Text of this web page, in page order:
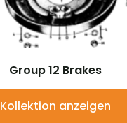
Group 12 Brakes
Kollektion anzeigen